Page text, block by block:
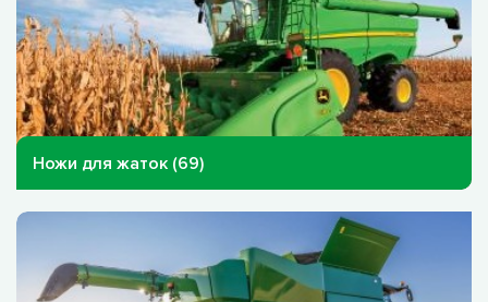
Ножи для жаток (69)